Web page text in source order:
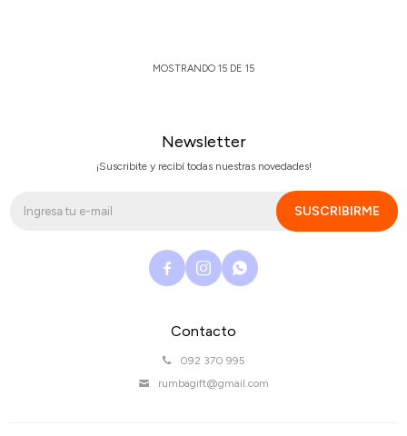
MOSTRANDO 15 DE 15
Contacto
092 370 995
rumbagift@gmail.com
Newsletter
¡Suscribite y recibí todas nuestras novedades!
SUSCRIBIRME
  